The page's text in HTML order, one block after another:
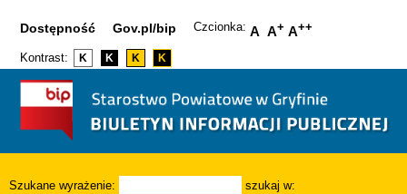
Dostępność Gov.pl/bip Czcionka: A A+ A++
Kontrast: K K K K
Szukane wyrażenie: szukaj w: